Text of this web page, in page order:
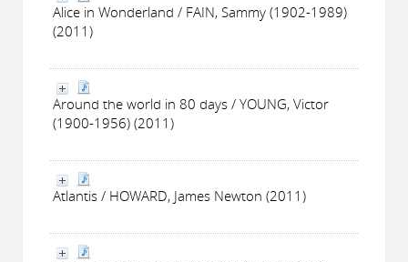
Alice in Wonderland / FAIN, Sammy (1902-1989)
(2011)
Around the world in 80 days / YOUNG, Victor
(1900-1956) (2011)
Atlantis / HOWARD, James Newton (2011)